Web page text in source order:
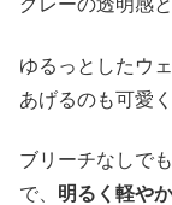
グレーの透明感
ゆるっとしたウ
あげるのも可愛
ブリーチなしで
で、 明るく軽や